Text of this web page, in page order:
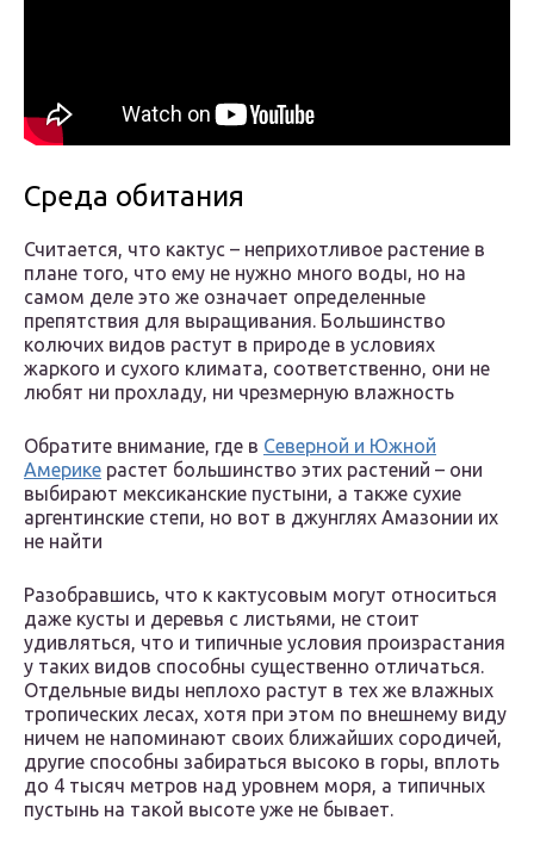
Среда обитания
Считается, что кактус – неприхотливое растение в
плане того, что ему не нужно много воды, но на
самом деле это же означает определенные
препятствия для выращивания. Большинство
колючих видов растут в природе в условиях
жаркого и сухого климата, соответственно, они не
любят ни прохладу, ни чрезмерную влажность
Обратите внимание, где в Северной и Южной
Америке растет большинство этих растений – они
выбирают мексиканские пустыни, а также сухие
аргентинские степи, но вот в джунглях Амазонии их
не найти
Разобравшись, что к кактусовым могут относиться
даже кусты и деревья с листьями, не стоит
удивляться, что и типичные условия произрастания
у таких видов способны существенно отличаться.
Отдельные виды неплохо растут в тех же влажных
тропических лесах, хотя при этом по внешнему виду
ничем не напоминают своих ближайших сородичей,
другие способны забираться высоко в горы, вплоть
до 4 тысяч метров над уровнем моря, а типичных
пустынь на такой высоте уже не бывает.